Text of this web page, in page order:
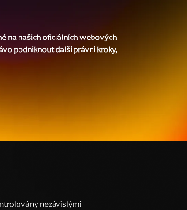
na našich oficiálních webových
podniknout další právní kroky,
nezávislými